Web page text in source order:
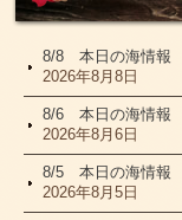
8/8 本日の海情報
2026年8月8日
8/6 本日の海情報
2026年8月6日
8/5 本日の海情報
2026年8月5日